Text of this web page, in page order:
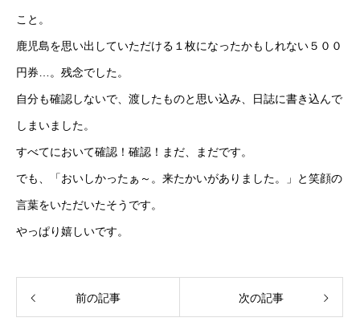
こと。
鹿児島を思い出していただける１枚になったかもしれない５００
円券…。残念でした。
自分も確認しないで、渡したものと思い込み、日誌に書き込んで
しまいました。
すべてにおいて確認！確認！まだ、まだです。
でも、「おいしかったぁ～。来たかいがありました。」と笑顔の
言葉をいただいたそうです。
やっぱり嬉しいです。
前の記事 次の記事